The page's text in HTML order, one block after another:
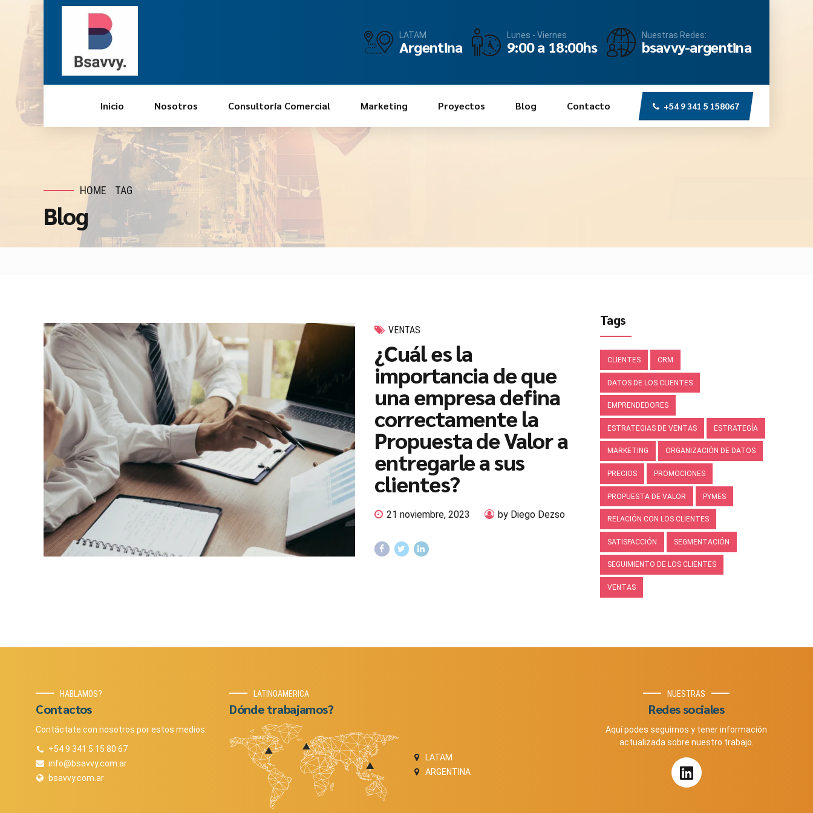
LATAM
Argentina
Lunes - Viernes
9:00 a 18:00hs
Nuestras Redes:
bsavvy-argentina
+54 9 341 5 158067
Inicio Nosotros Consultoría Comercial Marketing Proyectos Blog Contacto
HOME TAG
Blog
VENTAS
¿Cuál es la
importancia de que
una empresa defina
correctamente la
Propuesta de Valor a
entregarle a sus
clientes?
21 noviembre, 2023 by Diego Dezso
Tags
CLIENTES CRM
DATOS DE LOS CLIENTES
EMPRENDEDORES
ESTRATEGIAS DE VENTAS ESTRATEGÍA
MARKETING ORGANIZACIÓN DE DATOS
PRECIOS PROMOCIONES
PROPUESTA DE VALOR PYMES
RELACIÓN CON LOS CLIENTES
SATISFACCIÓN SEGMENTACIÓN
SEGUIMIENTO DE LOS CLIENTES
VENTAS
HABLAMOS?
Contactos
Contáctate con nosotros por estos medios:
+54 9 341 5 15 80 67
info@bsavvy.com.ar
bsavvy.com.ar
LATINOAMERICA
Dónde trabajamos?
LATAM
ARGENTINA
NUESTRAS
Redes sociales
Aquí podes seguirnos y tener información
actualizada sobre nuestro trabajo.